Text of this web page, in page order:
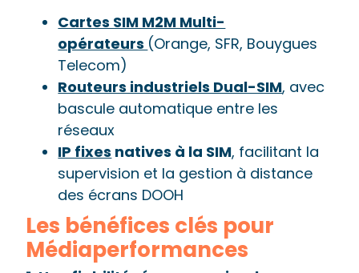
Cartes SIM M2M Multi-
opérateurs (Orange, SFR, Bouygues
Telecom)
Routeurs industriels Dual-SIM, avec
bascule automatique entre les
réseaux
IP fixes natives à la SIM, facilitant la
supervision et la gestion à distance
des écrans DOOH
Les bénéfices clés pour
Médiaperformances